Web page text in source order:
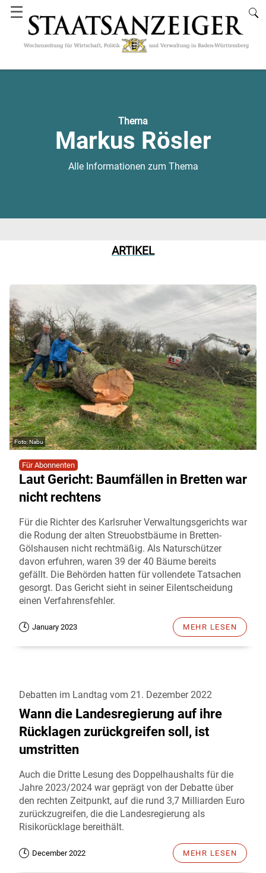
☰
Thema
Markus Rösler
Alle Informationen zum Thema
ARTIKEL
Nabu
Für Abonnenten
Laut Gericht: Baumfällen in Bretten war
nicht rechtens
Für die Richter des Karlsruher Verwaltungsgerichts war
die Rodung der alten Streuobstbäume in Bretten-
Gölshausen nicht rechtmäßig. Als Naturschützer
davon erfuhren, waren 39 der 40 Bäume bereits
gefällt. Die Behörden hatten für vollendete Tatsachen
gesorgt. Das Gericht sieht in seiner Eilentscheidung
einen Verfahrensfehler.
January 2023 MEHR LESEN
Debatten im Landtag vom 21. Dezember 2022
Wann die Landesregierung auf ihre
Rücklagen zurückgreifen soll, ist
umstritten
Auch die Dritte Lesung des Doppelhaushalts für die
Jahre 2023/2024 war geprägt von der Debatte über
den rechten Zeitpunkt, auf die rund 3,7 Milliarden Euro
zurückzugreifen, die die Landesregierung als
Risikorücklage bereithält.
December 2022 MEHR LESEN